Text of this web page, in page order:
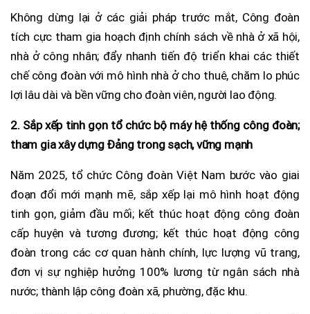
Không dừng lại ở các giải pháp trước mắt, Công đoàn
tích cực tham gia hoạch định chính sách về nhà ở xã hội,
nhà ở công nhân; đẩy nhanh tiến độ triển khai các thiết
chế công đoàn với mô hình nhà ở cho thuê, chăm lo phúc
lợi lâu dài và bền vững cho đoàn viên, người lao động.
2. Sắp xếp tinh gọn tổ chức bộ máy hệ thống công đoàn;
tham gia xây dựng Đảng trong sạch, vững mạnh
Năm 2025, tổ chức Công đoàn Việt Nam bước vào giai
đoạn đổi mới mạnh mẽ, sắp xếp lại mô hình hoạt động
tinh gọn, giảm đầu mối; kết thúc hoạt động công đoàn
cấp huyện và tương đương; kết thúc hoạt động công
đoàn trong các cơ quan hành chính, lực lượng vũ trang,
đơn vị sự nghiệp hưởng 100% lương từ ngân sách nhà
nước; thành lập công đoàn xã, phường, đặc khu.